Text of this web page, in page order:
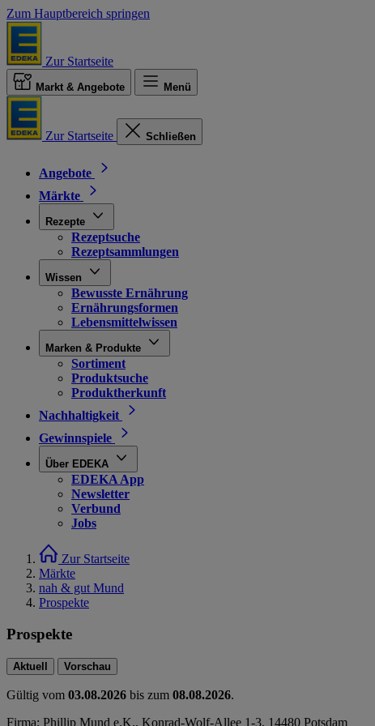
Zum Hauptbereich springen
Zur Startseite
Markt & Angebote Menü
Zur Startseite Schließen
Angebote
Märkte
Rezepte
Rezeptsuche
Rezeptsammlungen
Wissen
Bewusste Ernährung
Ernährungsformen
Lebensmittelwissen
Marken & Produkte
Sortiment
Produktsuche
Produktherkunft
Nachhaltigkeit
Gewinnspiele
Über EDEKA
EDEKA App
Newsletter
Verbund
Jobs
Zur Startseite
Märkte
nah & gut Mund
Prospekte
Prospekte
Aktuell Vorschau
Gültig vom 03.08.2026 bis zum 08.08.2026.
Firma: Phillip Mund e.K., Konrad-Wolf-Allee 1-3, 14480 Potsdam